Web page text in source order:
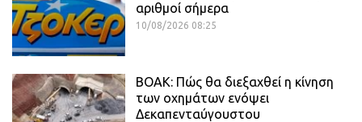
αριθμοί σήμερα
10/08/2026 08:25
ΒΟΑΚ: Πώς θα διεξαχθεί η κίνηση
των οχημάτων ενόψει
Δεκαπενταύγουστου